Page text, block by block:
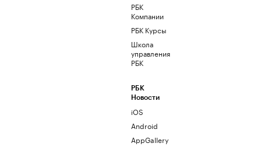
РБК
Компании
РБК Курсы
Школа
управления
РБК
РБК
Новости
iOS
Android
AppGallery